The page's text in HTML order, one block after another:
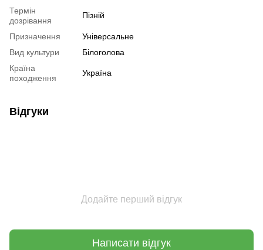
Термін
дозрівання
Пізній
Призначення
Універсальне
Вид культури
Білоголова
Країна
походження
Україна
Відгуки
Додайте перший відгук
Написати відгук